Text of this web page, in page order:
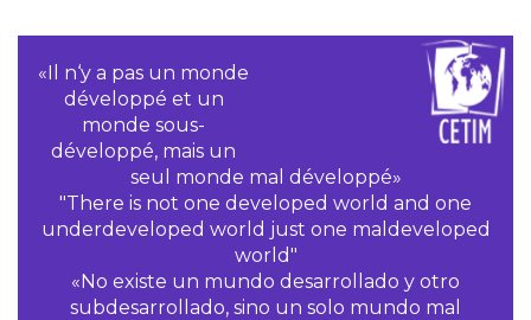
«Il n‘y a pas un monde
développé et un
monde sous-
développé, mais un
seul monde mal développé»
"There is not one developed world and one
underdeveloped world just one maldeveloped
world"
«No existe un mundo desarrollado y otro
subdesarrollado, sino un solo mundo mal